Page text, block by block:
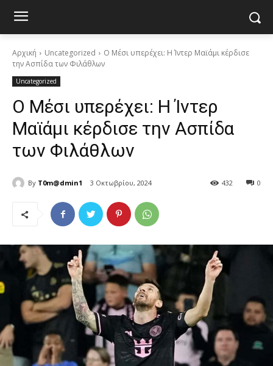
Αρχική Uncategorized
Ο Μέσι υπερέχει: Η Ίντερ Μαϊάμι κέρδισε
την Ασπίδα των Φιλάθλων
Uncategorized
Ο Μέσι υπερέχει: Η Ίντερ
Μαϊάμι κέρδισε την Ασπίδα
των Φιλάθλων
By T0m@dmin1 3 Οκτωβρίου, 2024 0
432